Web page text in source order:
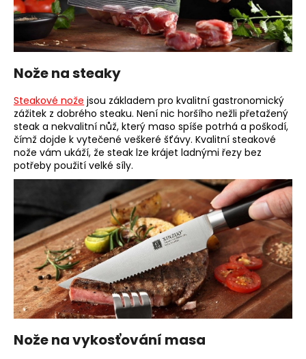
Nože na steaky
Steakové nože jsou základem pro kvalitní gastronomický
zážitek z dobrého steaku. Není nic horšího nežli přetažený
steak a nekvalitní nůž, který maso spíše potrhá a poškodí,
čímž dojde k vytečené veškeré šťávy. Kvalitní steakové
nože vám ukáží, že steak lze krájet ladnými řezy bez
potřeby použití velké síly.
Nože na vykosťování masa